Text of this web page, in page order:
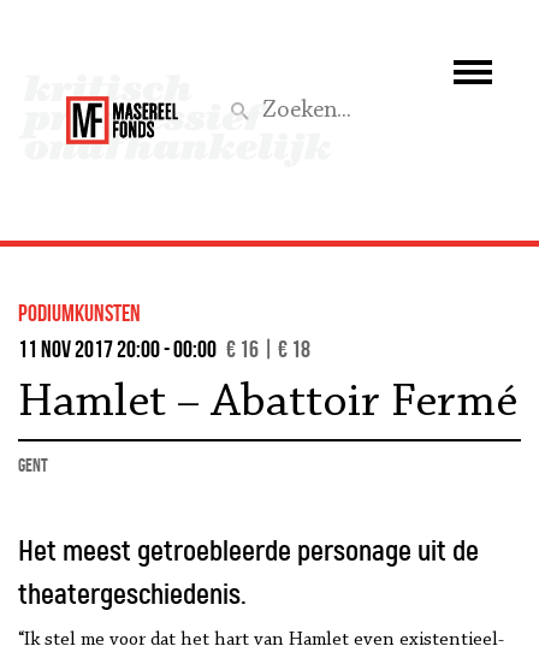
Wat we doen
Steun ons
Aktief
podiumkunsten
11 nov 2017 20:00 - 00:00 € 16 | € 18
Hamlet – Abattoir Fermé
Gent
Het meest getroebleerde personage uit de
theatergeschiedenis.
“Ik stel me voor dat het hart van Hamlet even existentieel-